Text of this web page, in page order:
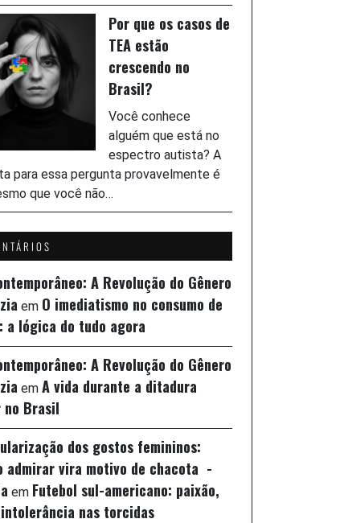
Por que os casos de
TEA estão
crescendo no
Brasil?
Você conhece
alguém que está no
espectro autista? A
para essa pergunta provavelmente é
que você não…
A Revolução do Gênero
em O imediatismo no consumo de
a lógica do tudo agora
A Revolução do Gênero
em A vida durante a ditadura
Brasil
dos gostos femininos:
admirar vira motivo de chacota -
em Futebol sul-americano: paixão,
nas torcidas